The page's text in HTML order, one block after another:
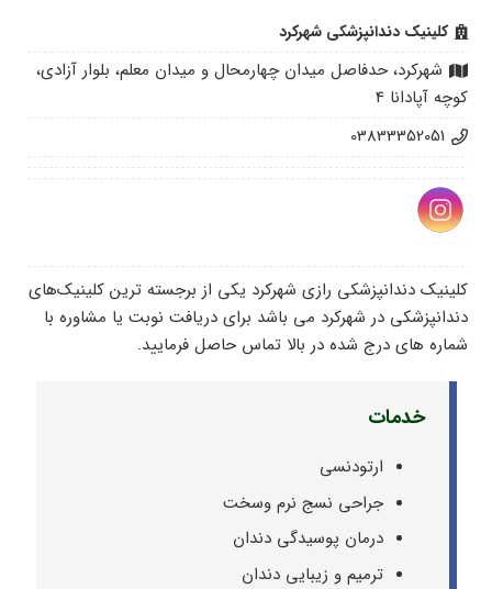
کلینیک دندانپزشکی شهرکرد
شهرکرد، حدفاصل میدان چهارمحال و میدان معلم، بلوار آزادی،
کوچه آپادانا 4
03833352051
کلینیک دندانپزشکی رازی شهرکرد یکی از برجسته ترین کلینیک‌های
دندانپزشکی در شهرکرد می باشد برای دریافت نوبت یا مشاوره با
شماره های درج شده در بالا تماس حاصل فرمایید.
خدمات
ارتودنسی
جراحی نسج نرم وسخت
درمان پوسیدگی دندان
ترمیم و زیبایی دندان